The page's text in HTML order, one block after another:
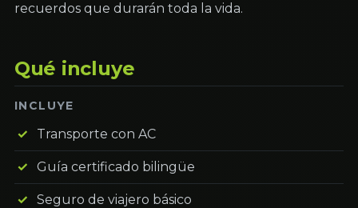
recuerdos que durarán toda la vida.
Qué incluye
INCLUYE
Transporte con AC
Guía certificado bilingüe
Seguro de viajero básico